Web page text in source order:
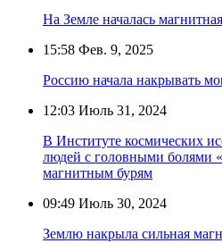
На Земле началась
15:58 Фев. 9, 2025
Россию начала накрывать
12:03 Июль 31, 2024
В Институте космических
людей с головными болями
магнитным бурям
09:49 Июль 30, 2024
Землю накрыла сильная